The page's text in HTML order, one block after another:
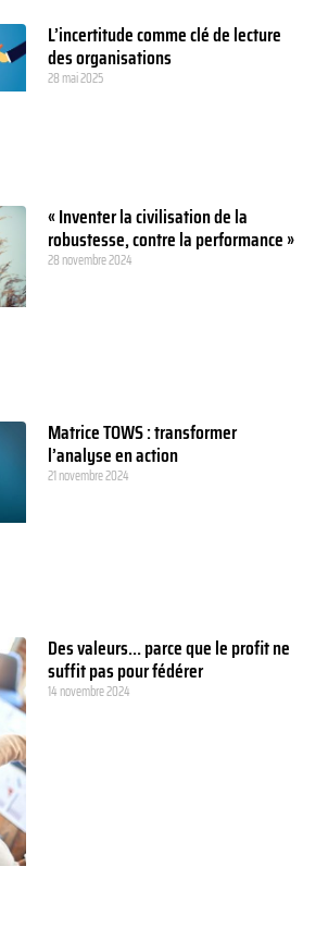
L’incertitude comme clé de lecture
des organisations
28 mai 2025
« Inventer la civilisation de la
robustesse, contre la performance »
28 novembre 2024
Matrice TOWS : transformer
l’analyse en action
21 novembre 2024
Des valeurs… parce que le profit ne
suffit pas pour fédérer
14 novembre 2024